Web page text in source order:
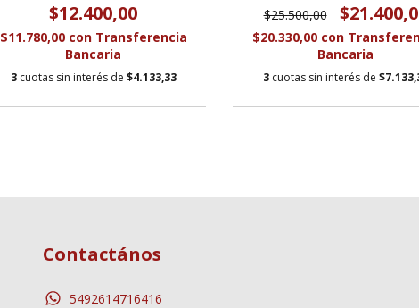
$12.400,00
$11.780,00 con Transferencia
Bancaria
3 cuotas sin interés de $4.133,33
$25.500,00
$20.330,00 con
Bancaria
3 cuotas sin interés de
Contactános
5492614716416